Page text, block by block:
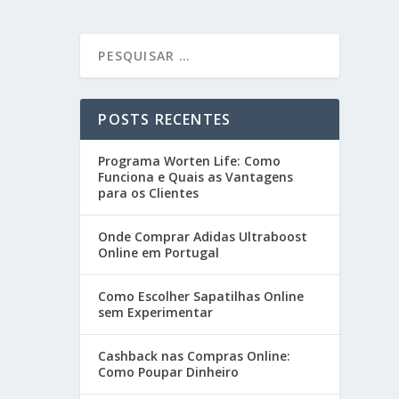
POSTS RECENTES
Programa Worten Life: Como
Funciona e Quais as Vantagens
para os Clientes
Onde Comprar Adidas Ultraboost
Online em Portugal
Como Escolher Sapatilhas Online
sem Experimentar
Cashback nas Compras Online:
Como Poupar Dinheiro